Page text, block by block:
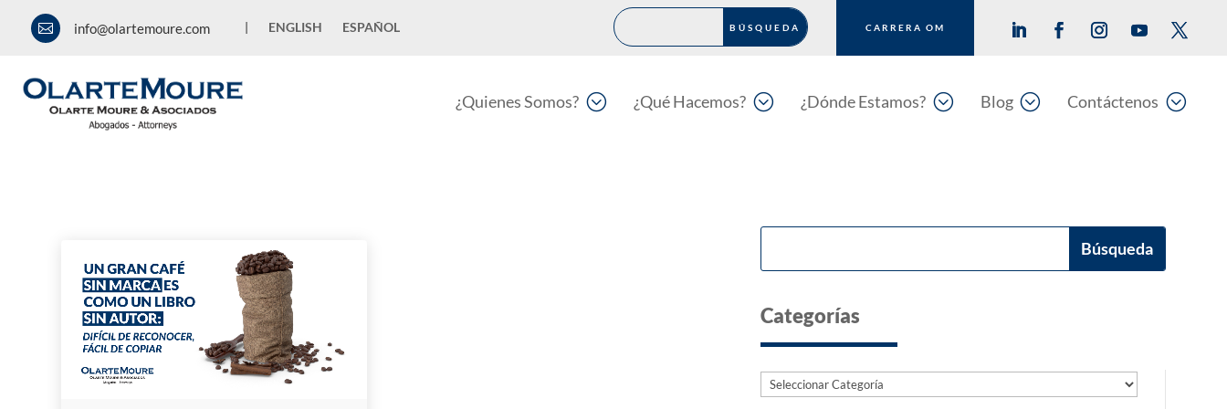
 info@olartemoure.com | ENGLISH ESPAÑOL CARRERA OM
;
¿Quienes Somos? ;
¿Qué Hacemos? ;
¿Dónde Estamos? ;
Blog ;
Contáctenos
Categorías
Categorías